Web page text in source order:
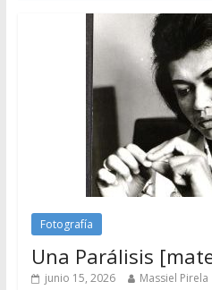
Fotografía
Una Parálisis
junio 15, 2026 Massiel Pirela